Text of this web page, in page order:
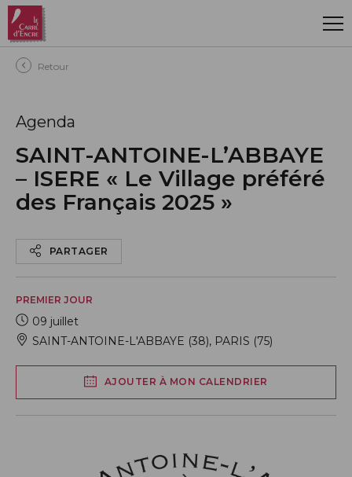
Aller au contenu principal
Retour
Agenda
SAINT-ANTOINE-L’ABBAYE
– ISERE « Le Village préféré
des Français 2025 »
PARTAGER
PREMIER JOUR
09 juillet
SAINT-ANTOINE-L'ABBAYE (38), PARIS (75)
AJOUTER À MON CALENDRIER